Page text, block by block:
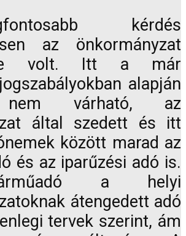
kérdés
az önkormányzat
volt. Itt a már
alapján
nem várható, az
által szedett és itt
között marad az
és az iparűzési adó is.
a helyi
átengedett adó
tervek szerint, ám